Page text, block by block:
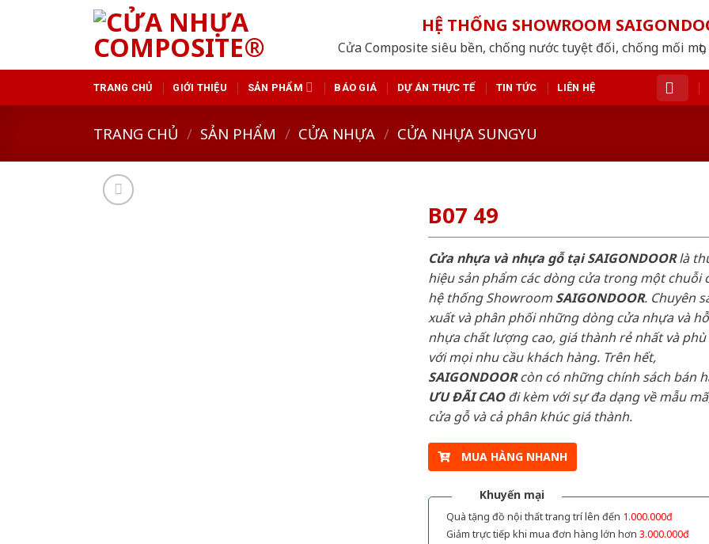
HỆ THỐNG SHOWROOM
Cửa Composite siêu bền, chống nước tuyệt đối, chống mối
TRANG CHỦ GIỚI THIỆU SẢN PHẨM BÁO GIÁ DỰ ÁN THỰC TẾ TIN TỨC LIÊN HỆ
TRANG CHỦ / SẢN PHẨM / CỬA NHỰA / CỬA NHỰA SUNGYU
B07 49
Cửa nhựa và nhựa gỗ tại SAIGONDOORlà
hiệu sản phẩm các dòng cửa trong một chuỗi
hệ thống ShowroomSAIGONDOOR. Chuyên
xuất và phân phối những dòng cửa nhựa và
nhựa chất lượng cao, giá thành rẻ nhất và
với mọi nhu cầu khách hàng. Trên hết,
SAIGONDOORcòn có những chính sách bán
ƯU ĐÃI CAOđi kèm với sự đa dạng về mẫu
cửa gỗ và cả phân khúc giá thành.
MUA HÀNG NHANH
Khuyến mại
Quà tặng đồ nội thất trang trí lên đến 1.000.000đ
Giảm trực tiếp khi mua đơn hàng lớn hơn 3.000.000đ